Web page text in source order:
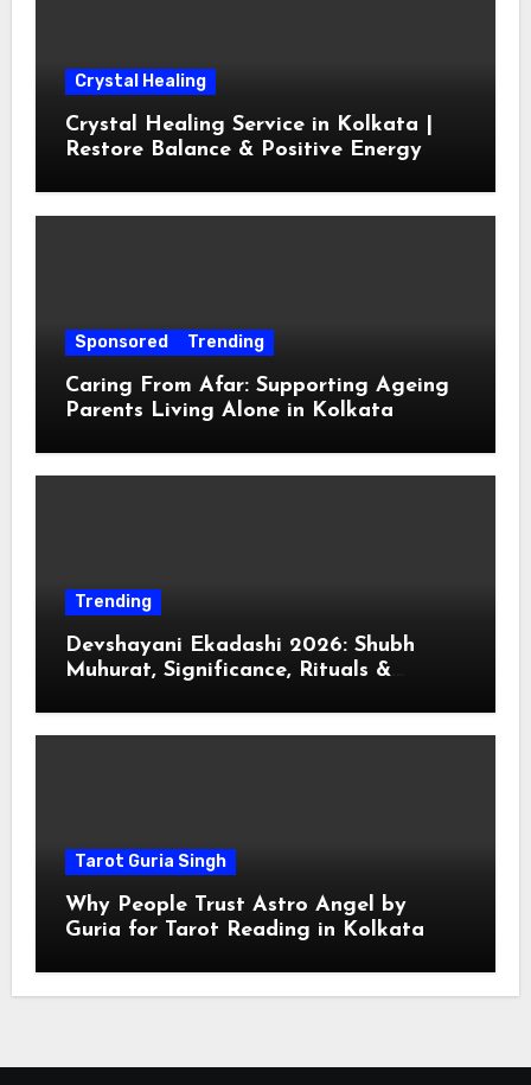
Crystal Healing
Crystal Healing Service in Kolkata |
Restore Balance & Positive Energy
Sponsored Trending
Caring From Afar: Supporting Ageing
Parents Living Alone in Kolkata
Trending
Devshayani Ekadashi 2026: Shubh
Muhurat, Significance, Rituals &
Tarot Guria Singh
Why People Trust Astro Angel by
Guria for Tarot Reading in Kolkata